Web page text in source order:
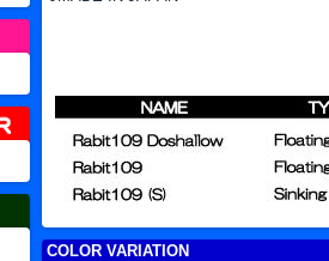
COLOR VARIATION